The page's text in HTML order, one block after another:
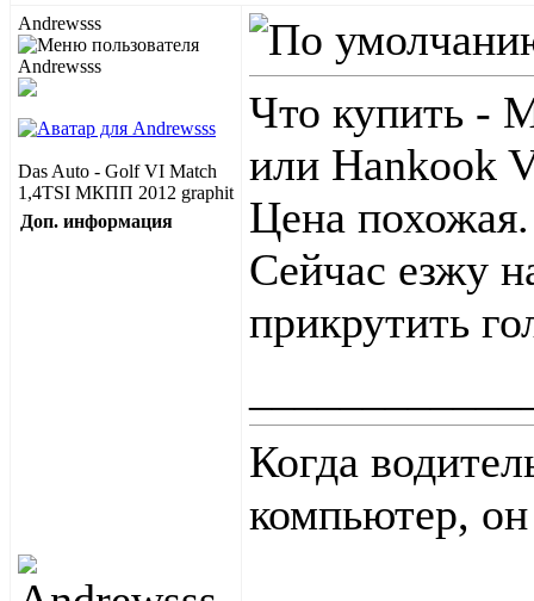
Andrewsss
Das Auto - Golf VI Match
1,4TSI МКПП 2012 graphit
Доп. информация
Что купить -
или Hankook
Цена
Сейчас езжу
прикрутить
Когда
компьютер,